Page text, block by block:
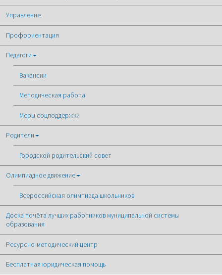
Управление
Профориентация
Педагоги
Вакансии
Методическая работа
Меры соцподдержки
Родители
Городской родительский совет
Олимпиадное движение
Всероссийская олимпиада школьников
Доска почёта лучших работников муниципальной системы
образования
Ресурсно-методический центр
Бесплатная юридическая помощь